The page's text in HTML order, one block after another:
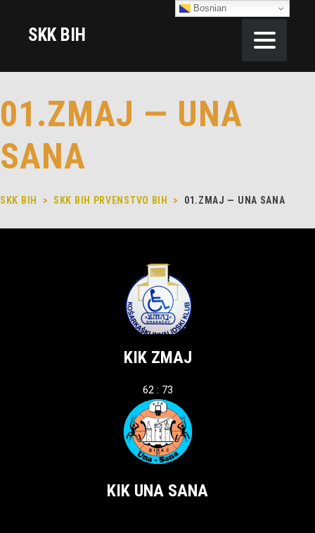
SKK BIH
01.ZMAJ — UNA
SANA
SKK BIH > SKK BIH PRVENSTVO BIH > 01.ZMAJ — UNA SANA
KIK ZMAJ
62 : 73
KIK UNA SANA
Bosnian